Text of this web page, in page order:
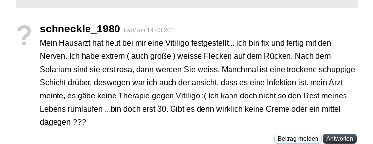
? schneckle_1980 fragt am 14.03.2011
Mein Hausarzt hat heut bei mir eine Vitiligo festgestellt... ich bin fix und fertig mit den
Nerven. Ich habe extrem ( auch große ) weisse Flecken auf dem Rücken. Nach dem
Solarium sind sie erst rosa, dann werden Sie weiss. Manchmal ist eine trockene schuppige
Schicht drüber, deswegen war ich auch der ansicht, dass es eine Infektion ist. mein Arzt
meinte, es gäbe keine Therapie gegen Vitiligo :( Ich kann doch nicht so den Rest meines
Lebens rumlaufen ...bin doch erst 30. Gibt es denn wirklich keine Creme oder ein mittel
dagegen ???
Beitrag melden Antworten